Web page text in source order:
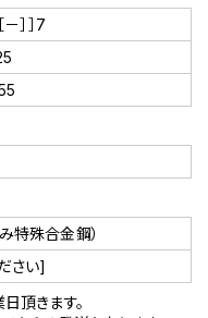
－］］7
特殊合金鋼）
さい]
頂きます。